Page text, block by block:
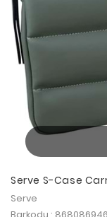
Serve S-Case
Çantası Haki
Serve